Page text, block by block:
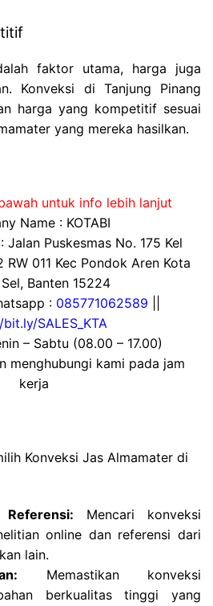
faktor utama, harga juga
Konveksi di Tanjung Pinang
harga yang kompetitif sesuai
yang mereka hasilkan.
untuk info lebih lanjut
Name : KOTABI
Puskesmas No. 175 Kel
011 Kec Pondok Aren Kota
Banten 15224
: 085771062589
SALES_KTA
– Sabtu (08.00 – 17.00)
menghubungi kami pada jam
kerja
Konveksi Jas Almamater di
Mencari konveksi
online dan referensi dari
lain.
Memastikan konveksi
berkualitas tinggi yang